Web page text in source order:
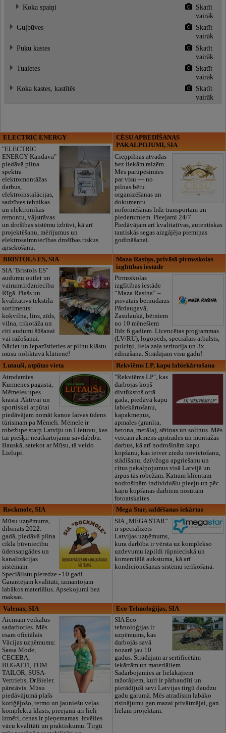
Koka spaiņi
Skatīt
vairāk
Guļbūves
Skatīt
vairāk
Puķu kastes
Skatīt
vairāk
Tualetes
Skatīt
vairāk
Koka kastes, kastītēs
Skatīt
vairāk
ELECTRIC ENERGY
"ELECTRIC
ENERGY Kandava"
piedāvā pilna
spektra
elektromontāžas
darbus,
elektroinstalācijas,
sadzīves tehnikas
un elektronikas
remontu, vājstrāvas
un drošības sistēmu izbūvi, kā arī
projektēšanu, mērījumus un
elektrosaimniecības drošības riskus
apsekošanu.
CĒSU APBEDĪŠANAS
PAKALPOJUMI, SIA
Cieņpilnas atvadas
bez liekām raizēm.
Mēs parūpēsimies
par visu — no
pilnas bēru
organizēšanas un
dokumentu
noformēšanas līdz transportam un
piederumiem. Pieejami 24/7.
Piedāvājam arī kvalitatīvas, autentiskas
tautiskās segas aizgājēja piemiņas
godināšanai.
BRISTOLS ES, SIA
SIA "Bristols ES"
audumu outlet un
vairumtirdzniecība
Rīgā. Plašs un
kvalitatīvs tekstila
sortiments:
kokvilna, lins, zīds,
vilna, trikotāža un
citi audumi šūšanai
vai ražošanai.
Nāciet un iepazīstieties ar pilnu klāstu
mūsu noliktavā klātienē!
Maza Rasiņa, privātā pirmsskolas
izglītības iestāde
Pirmsskolas
izglītības iestāde
“Maza Rasiņa” –
privātais bērnudārzs
Pārdaugavā,
Zasulaukā, bērniem
no 10 mēnešiem
līdz 6 gadiem. Licencētas programmas
(LV/RU), logopēds, speciālais atbalsts,
pulciņi, liela zaļa teritorija un 3x
ēdināšana. Strādājam visu gadu!
Lutauši, atpūtas vieta
Atrodamies
Kurmenes pagastā,
Mēmeles upes
krastā. Aktīvai un
sportiskai atpūtai
piedāvājam nomāt kanoe laivas ūdens
tūrismam pa Mēmeli. Mēmele ir
robežupe starp Latviju un Lietuvu, kas
tai piešķir neatkārtojamu savdabību.
Bauskā, satekot ar Mūsu, tā veido
Lielupi.
Rekviēms LP, kapu labiekārtošana
"Rekviēms LP", kas
darbojas kopš
divtūkstoš otrā
gada, piedāvā kapu
labiekārtošanu,
kapakmeņus,
apmales (granīta,
betona, metāla), sētiņas un soliņus. Mēs
veicam akmens apstrādes un montāžas
darbus, kā arī nodrošinām kapu
kopšanu, kas ietver ziedu novietošanu,
stādīšanu, dzīvžogu apgriešanu un
citus pakalpojumus visā Latvijā un
ārpus tās robežām. Katram klientam
nodrošinām individuālu pieeju un pēc
kapu kopšanas darbiem nosūtām
fotoatskaites.
Rockmole, SIA
Mūsu uzņēmums,
dibināts 2022.
gadā, piedāvā pilna
cikla būvniecību
ūdensapgādes un
kanalizācijas
sistēmām.
Speciālistu pieredze - 10 gadi.
Garantējam kvalitāti, izmantojam
labākos materiālus. Apsekojumi bez
maksas.
Mega Star, saldēšanas iekārtas
SIA „MEGA STAR”
ir specializēts
Latvijas uzņēmums,
kura darbība ir vērsta uz komplekso
uzdevumu izpildi rūpnieciskā un
komerciālā aukstuma, kā arī
kondicionēšanas sistēmu ierīkošanā.
Valenas, SIA
Aicinām veikalus
sadarboties. Mēs
esam oficiālais
Vācijas uzņēmumu:
Sassa Mode,
CECEBA,
BUGATTI, TOM
TAILOR, SUSA-
Vertriebs, Dr.Bieler.
pārstāvis. Mūsu
piedāvājumā plašs
koriğējošo, termo un jauniešu veļas
komplektu klāsts, pieejami arī lieli
izmēri, cenas ir pieņemamas. Izvēlies
vācu kvalitāti un praktiskumu. Tirgū
Eco Tehnoloģijas, SIA
SIA Eco
tehnoloģijas ir
uzņēmums, kas
darbojās savā
nozarē jau 10
gadus. Strādājam ar sertificētām
iekārtām un materiāliem.
Sadarbojamies ar lielākājiem
ražotājiem, kuri ir pārbaudīti un
pierādījuši sevi Latvijas tirgū daudzu
gadu garumā. Mēs atradīsim labāko
risinājumu gan mazai privātmājai, gan
lielam projektam.